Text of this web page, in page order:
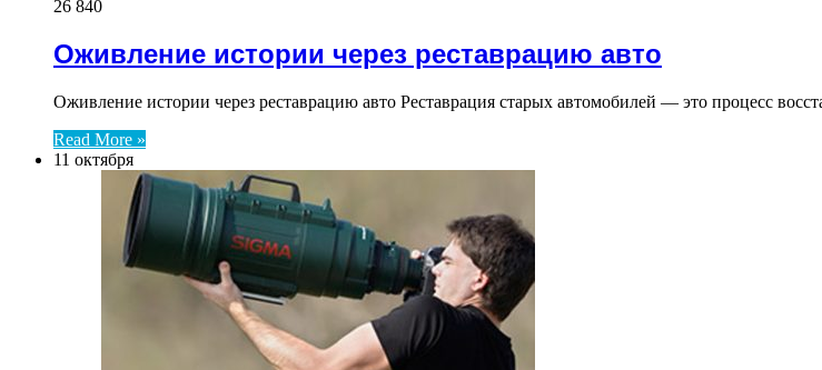
26 840
Оживление истории через реставрацию авто
Оживление истории через реставрацию авто Реставрация старых автомобилей — это процесс
Read More »
11 октября